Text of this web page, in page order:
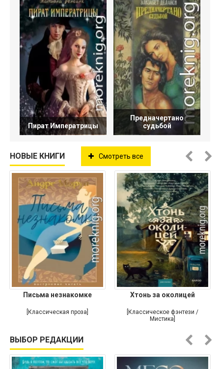
Пират Императрицы
Предначертано
судьбой
НОВЫЕ КНИГИ Смотреть все
Письма незнакомке
[Классическая проза]
Хтонь за околицей
[Классическое фэнтези /
Мистика]
ВЫБОР РЕДАКЦИИ